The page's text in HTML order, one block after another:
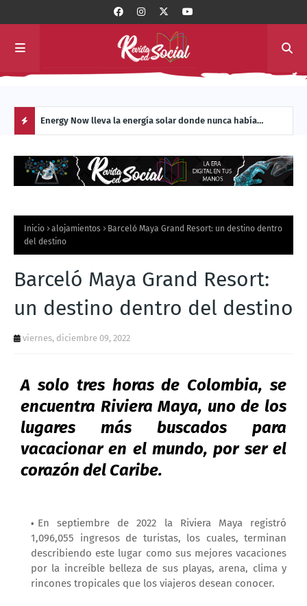
P
S
T
S
Energy Now lleva la energía solar donde nunca había
América Latina
Inicio alojamientos
Barceló Maya Grand Resort: un destino dentro
del destino
Barceló Maya Grand Resort:
un destino dentro del destino
viernes, diciembre 09, 2022
A solo tres horas de Colombia, se
encuentra Riviera Maya, uno de los
lugares más buscados para
vacacionar en el mundo, por ser el
corazón del Caribe.
En septiembre de 2022 la Riviera Maya registró
1,096,055 ingresos de turistas, los cuales, terminan
describiendo este lugar como sus mejores vacaciones
por la increíble belleza de sus playas, arena, clima y
rincones tropicales que los viajeros desean conocer.